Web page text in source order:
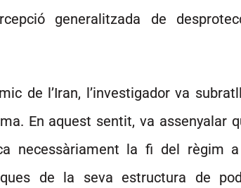
generalitzada de
de l’Iran, l’investigador va
En aquest sentit, va assenyalar
necessàriament la fi del règim
de la seva estructura de